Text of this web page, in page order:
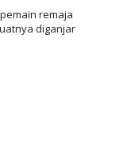
pemain remaja
diganjar